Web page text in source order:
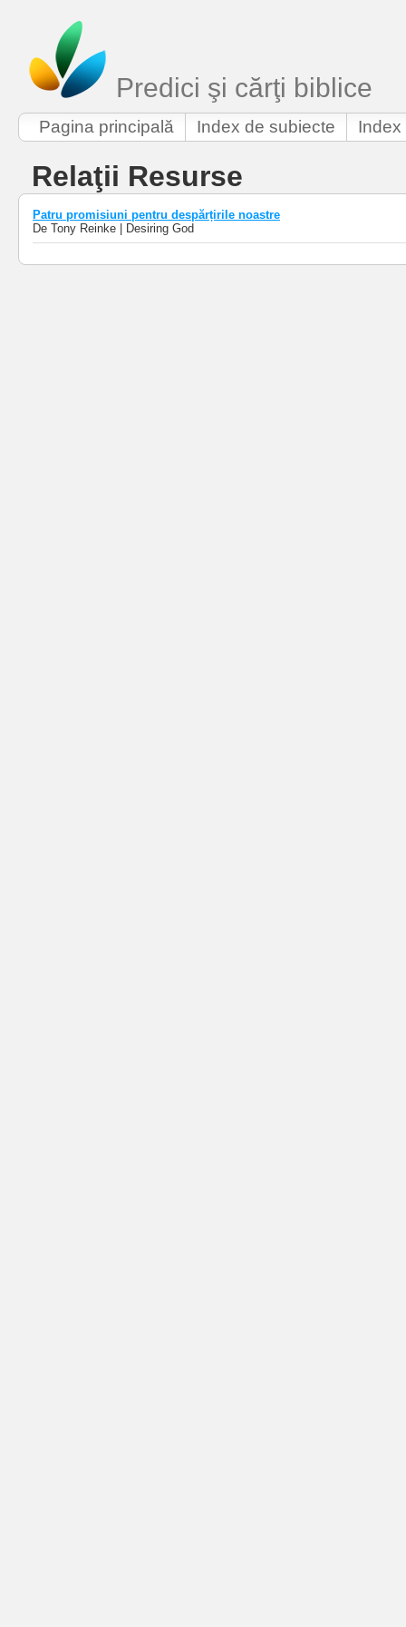
Predici şi cărţi biblice
Pagina principală Index de subiecte Index
Relaţii Resurse
Patru promisiuni pentru despărțirile noastre
De Tony Reinke | Desiring God